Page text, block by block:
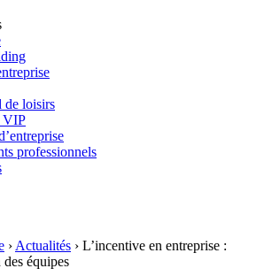
de loisirs
VIP
professionnels
› Actualités › L’incentive en entreprise :
équipes